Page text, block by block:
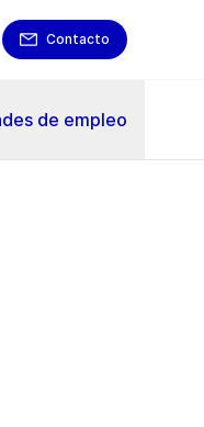
Contacto
de empleo